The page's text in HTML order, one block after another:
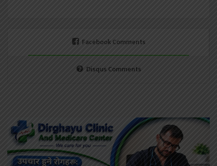
Facebook Comments
Disqus Comments